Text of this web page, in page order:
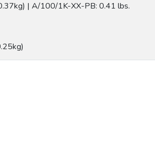
| A/100/1K-XX-PB: 0.41 lbs.